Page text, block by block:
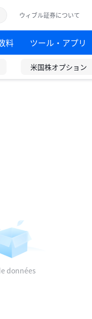
ウィブル証券について
料 ツール・アプリ
米国株オプション
données